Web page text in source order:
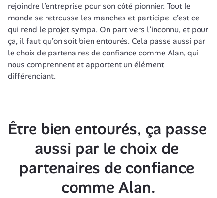
rejoindre l’entreprise pour son côté pionnier. Tout le
monde se retrousse les manches et participe, c’est ce
qui rend le projet sympa. On part vers l’inconnu, et pour
ça, il faut qu’on soit bien entourés. Cela passe aussi par
le choix de partenaires de confiance comme Alan, qui
nous comprennent et apportent un élément
différenciant.
Être bien entourés, ça passe
aussi par le choix de
partenaires de confiance
comme Alan.